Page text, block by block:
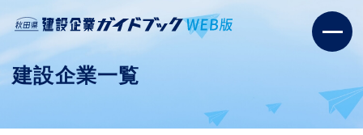
建設企業一覧